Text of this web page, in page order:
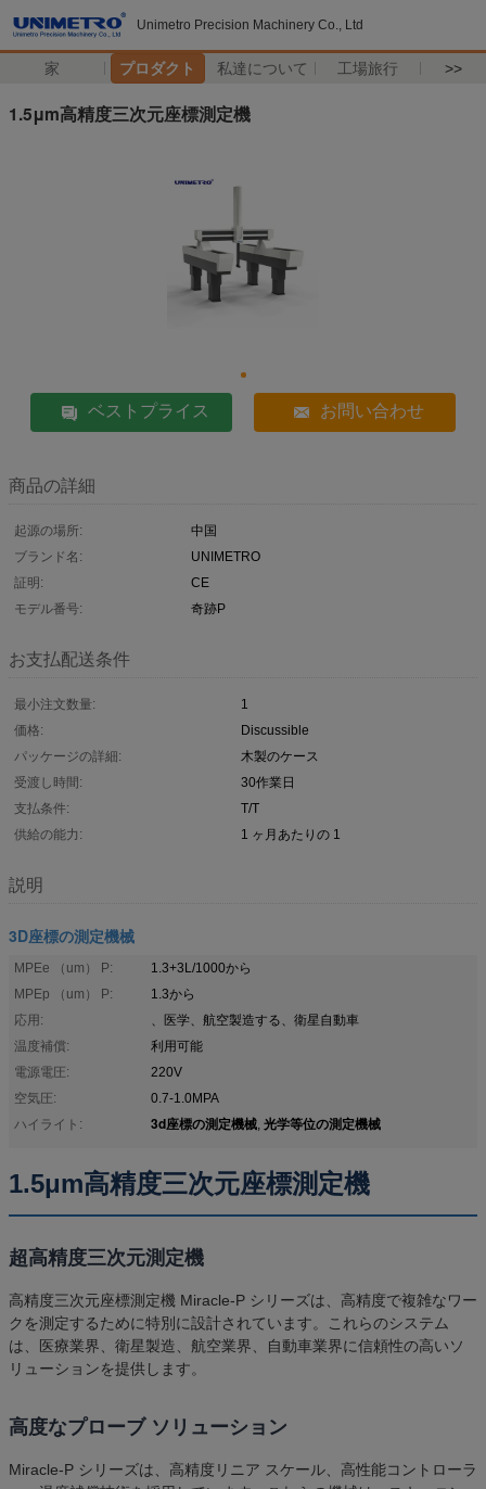
Unimetro Precision Machinery Co., Ltd
家 プロダクト 私達について 工場旅行 >>
1.5μm高精度三次元座標測定機
ベストプライス お問い合わせ
商品の詳細
起源の場所:
中国
ブランド名:
UNIMETRO
証明:
CE
モデル番号:
奇跡P
お支払配送条件
最小注文数量:
1
価格:
Discussible
パッケージの詳細:
木製のケース
受渡し時間:
30作業日
支払条件:
T/T
供給の能力:
1 ヶ月あたりの 1
説明
3D座標の測定機械
MPEe （um） P:
1.3+3L/1000から
MPEp （um） P:
1.3から
応用:
、医学、航空製造する、衛星自動車
温度補償:
利用可能
電源電圧:
220V
空気圧:
0.7-1.0MPA
ハイライト:
3d座標の測定機械, 光学等位の測定機械
1.5μm高精度三次元座標測定機
超高精度三次元測定機
高精度三次元座標測定機 Miracle-P シリーズは、高精度で複雑なワー
クを測定するために特別に設計されています。これらのシステム
は、医療業界、衛星製造、航空業界、自動車業界に信頼性の高いソ
リューションを提供します。
高度なプローブ ソリューション
Miracle-P シリーズは、高精度リニア スケール、高性能コントローラ